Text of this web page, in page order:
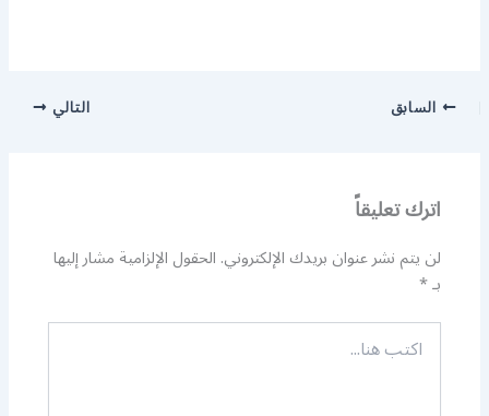
السابق التالي
اترك تعليقاً
لن يتم نشر عنوان بريدك الإلكتروني.الحقول الإلزامية مشار إليها
بـ*
اكتب
هنا...